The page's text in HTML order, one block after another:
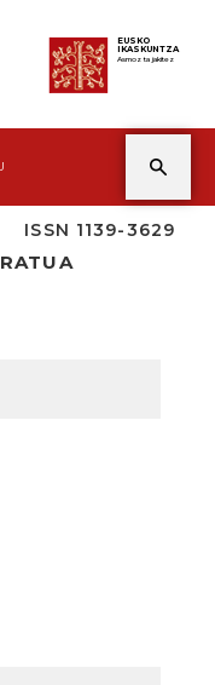
EUSKO
IKASKUNTZA
Asmoz ta jakitez
ISSN 1139-3629